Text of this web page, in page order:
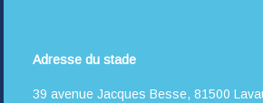
Adresse du stade
39 avenue Jacques Besse, 81500